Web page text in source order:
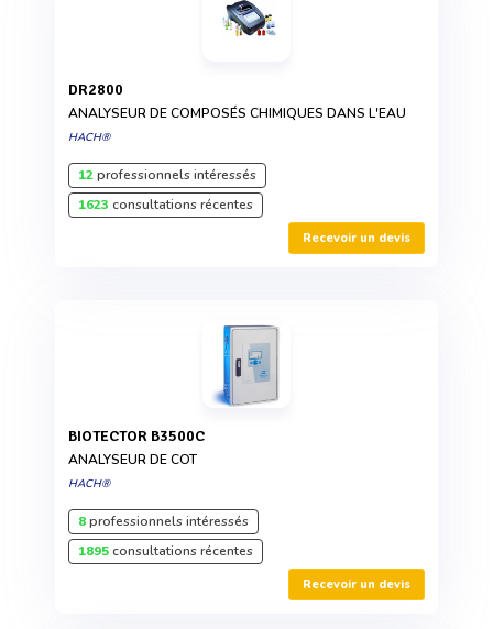
DR2800
ANALYSEUR DE COMPOSÉS CHIMIQUES DANS L'EAU
HACH®
12professionnels intéressés
1623 consultations récentes
Recevoir un devis
BIOTECTOR B3500C
ANALYSEUR DE COT
HACH®
8professionnels intéressés
1895consultations récentes
Recevoir un devis